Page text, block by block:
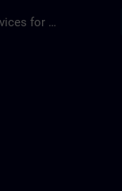
Training Services for Digital Industries